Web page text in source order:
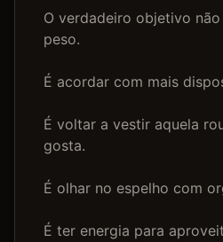
O verdadeiro objetivo
peso.
É acordar com mais
É voltar a vestir aquela
gosta.
É olhar no espelho com
É ter energia para